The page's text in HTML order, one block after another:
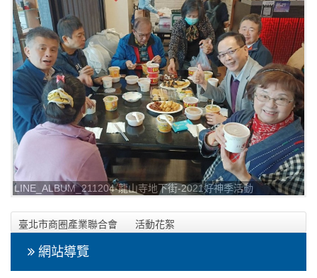
LINE_ALBUM_211204-龍山寺地下街-2021好神季活動
臺北市商圈產業聯合會
活動花絮
2021年12月04日-龍山寺地下街-2021好神季活動相本
網站導覽